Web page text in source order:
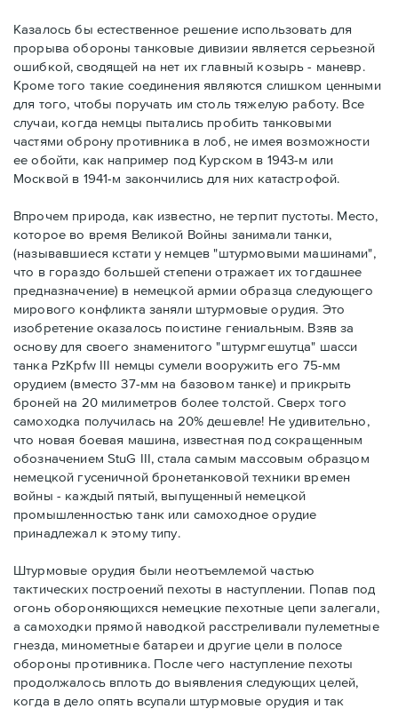
Казалось бы естественное решение использовать для
прорыва обороны танковые дивизии является серьезной
ошибкой, сводящей на нет их главный козырь - маневр.
Кроме того такие соединения являются слишком ценными
для того, чтобы поручать им столь тяжелую работу. Все
случаи, когда немцы пытались пробить танковыми
частями оброну противника в лоб, не имея возможности
ее обойти, как например под Курском в 1943-м или
Москвой в 1941-м закончились для них катастрофой.
Впрочем природа, как известно, не терпит пустоты. Место,
которое во время Великой Войны занимали танки,
(называвшиеся кстати у немцев "штурмовыми машинами",
что в гораздо большей степени отражает их тогдашнее
предназначение) в немецкой армии образца следующего
мирового конфликта заняли штурмовые орудия. Это
изобретение оказалось поистине гениальным. Взяв за
основу для своего знаменитого "штурмгешутца" шасси
танка PzKpfw III немцы сумели вооружить его 75-мм
орудием (вместо 37-мм на базовом танке) и прикрыть
броней на 20 милиметров более толстой. Сверх того
самоходка получилась на 20% дешевле! Не удивительно,
что новая боевая машина, известная под сокращенным
обозначением StuG III, стала самым массовым образцом
немецкой гусеничной бронетанковой техники времен
войны - каждый пятый, выпущенный немецкой
промышленностью танк или самоходное орудие
принадлежал к этому типу.
Штурмовые орудия были неотъемлемой частью
тактических построений пехоты в наступлении. Попав под
огонь обороняющихся немецкие пехотные цепи залегали,
а самоходки прямой наводкой расстреливали пулеметные
гнезда, минометные батареи и другие цели в полосе
обороны противника. После чего наступление пехоты
продолжалось вплоть до выявления следующих целей,
когда в дело опять всупали штурмовые орудия и так